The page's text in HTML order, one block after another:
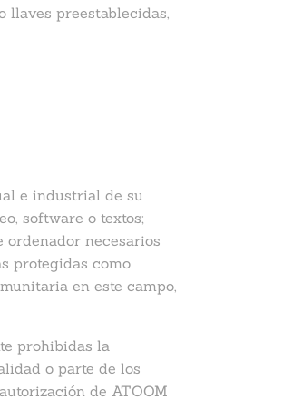
llaves preestablecidas,
e industrial de su
software o textos;
ordenador necesarios
protegidas como
en este campo,
prohibidas la
o parte de los
de ATOOM